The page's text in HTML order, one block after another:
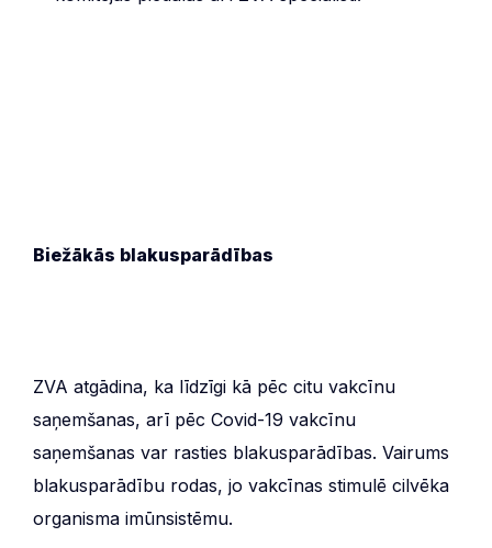
Biežākās blakusparādības
ZVA atgādina, ka līdzīgi kā pēc citu vakcīnu
saņemšanas, arī pēc Covid-19 vakcīnu
saņemšanas var rasties blakusparādības. Vairums
blakusparādību rodas, jo vakcīnas stimulē cilvēka
organisma imūnsistēmu.